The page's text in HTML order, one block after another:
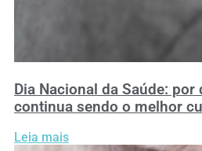
Dia Nacional da Saúde: por
continua sendo o melhor
Leia mais